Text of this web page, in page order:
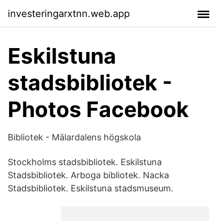
investeringarxtnn.web.app
Eskilstuna
stadsbibliotek -
Photos Facebook
Bibliotek - Mälardalens högskola
Stockholms stadsbibliotek. Eskilstuna
Stadsbibliotek. Arboga bibliotek. Nacka
Stadsbibliotek. Eskilstuna stadsmuseum.